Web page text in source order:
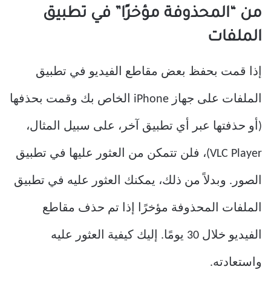
من “المحذوفة مؤخرًا” في تطبيق
الملفات
إذا قمت بحفظ بعض مقاطع الفيديو في تطبيق
الملفات على جهاز iPhone الخاص بك وقمت بحذفها
(أو حذفتها عبر أي تطبيق آخر، على سبيل المثال،
VLC Player)، فلن تتمكن من العثور عليها في تطبيق
الصور. وبدلاً من ذلك، يمكنك العثور عليه في تطبيق
الملفات المحذوفة مؤخرًا إذا تم حذف مقاطع
الفيديو خلال 30 يومًا. إليك كيفية العثور عليه
واستعادته.